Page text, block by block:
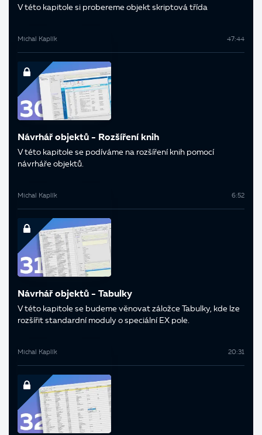
V této kapitole si probereme objekt skriptová třída
Michal Kaplík 47:44
Návrhář objektů - Rozšíření knih
V této kapitole se podíváme na rozšíření knih pomocí
návrháře objektů.
Michal Kaplík 6:52
Návrhář objektů - Tabulky
V této kapitole se budeme věnovat záložce Tabulky, kde lze
rozšířit standardní moduly o speciální EX pole.
Michal Kaplík 20:31